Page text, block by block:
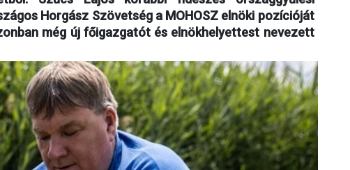
Horgász Szövetség a MOHOSZ elnöki pozícióját
még új főigazgatót és elnökhelyettest nevezett